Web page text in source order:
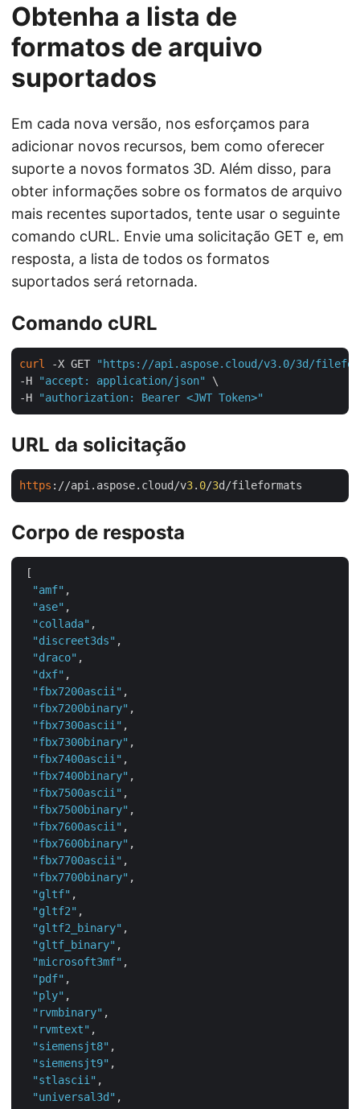
Obtenha a lista de
formatos de arquivo
suportados
Em cada nova versão, nos esforçamos para
adicionar novos recursos, bem como oferecer
suporte a novos formatos 3D. Além disso, para
obter informações sobre os formatos de arquivo
mais recentes suportados, tente usar o seguinte
comando cURL. Envie uma solicitação GET e, em
resposta, a lista de todos os formatos
suportados será retornada.
Comando cURL
curl -X GET
"https://api.aspose.cloud/v3.0/3d/
-H
"accept: application/json"
\
-H
"authorization: Bearer <JWT Token>"
URL da solicitação
https ://api.aspose.cloud/v3. 0/3
Corpo de resposta
[
"amf" ,
"ase" ,
"collada" ,
"discreet3ds" ,
"draco" ,
"dxf" ,
"fbx7200ascii" ,
"fbx7200binary" ,
"fbx7300ascii" ,
"fbx7300binary" ,
"fbx7400ascii" ,
"fbx7400binary" ,
"fbx7500ascii" ,
"fbx7500binary" ,
"fbx7600ascii" ,
"fbx7600binary" ,
"fbx7700ascii" ,
"fbx7700binary" ,
"gltf" ,
"gltf2" ,
"gltf2_binary" ,
"gltf_binary" ,
"microsoft3mf" ,
"pdf" ,
"ply" ,
"rvmbinary" ,
"rvmtext" ,
"siemensjt8" ,
"siemensjt9" ,
"stlascii" ,
"universal3d" ,